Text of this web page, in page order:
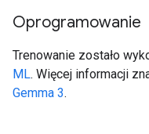
Oprogramowanie
Trenowanie zostało
ML. Więcej informacji
Gemma 3.